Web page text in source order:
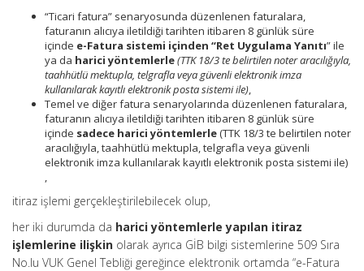
“Ticari fatura” senaryosunda düzenlenen faturalara,
faturanın alıcıya iletildiği tarihten itibaren 8 günlük süre
içinde e-Fatura sistemi içinden “Ret Uygulama Yanıtı” ile
ya da harici yöntemlerle(TTK 18/3 te belirtilen noter aracılığıyla,
taahhütlü mektupla, telgrafla veya güvenli elektronik imza
kullanılarak kayıtlı elektronik posta sistemi ile),
Temel ve diğer fatura senaryolarında düzenlenen faturalara,
faturanın alıcıya iletildiği tarihten itibaren 8 günlük süre
içinde sadece harici yöntemlerle(TTK 18/3 te belirtilen noter
aracılığıyla, taahhütlü mektupla, telgrafla veya güvenli
elektronik imza kullanılarak kayıtlı elektronik posta sistemi ile)
,
itiraz işlemi gerçekleştirilebilecek olup,
her iki durumda da harici yöntemlerle yapılan itiraz
işlemlerine ilişkin olarak ayrıca GİB bilgi sistemlerine 509 Sıra
No.lu VUK Genel Tebliği gereğince elektronik ortamda “e-Fatura